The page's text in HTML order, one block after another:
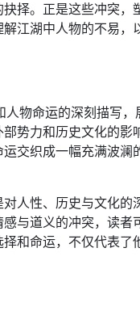
择。正是这些冲突，
江湖中人物的不易，
人物命运的深刻描写
势力和历史文化的影
交织成一幅充满波澜
人性、历史与文化的
与道义的冲突，读者
和命运，不仅代表了